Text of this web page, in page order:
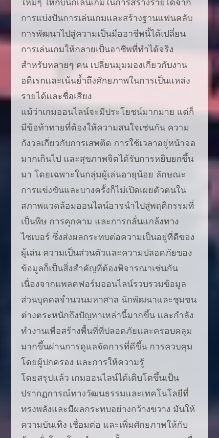
ใหม่ๆ ให้กับนักเล่นเกมในการสร้างรายได้จาก
การแบ่งปันการเล่นเกมและสร้างฐานแฟนคลับ
การพัฒนาไปสู่ความเป็นมืออาชีพนี้ได้เปลี่ยน
การเล่นเกมให้กลายเป็นอาชีพที่ทำได้จริง
สำหรับหลายๆ คน เปลี่ยนมุมมองเกี่ยวกับงาน
อดิเรกและเน้นย้ำถึงศักยภาพในการเป็นแหล่ง
รายได้และชื่อเสียง
แม้ว่าเกมออนไลน์จะมีประโยชน์มากมาย แต่ก็
มีข้อท้าทายที่ต้องให้ความสนใจเช่นกัน ความ
กังวลเกี่ยวกับการเสพติด การใช้เวลาอยู่หน้าจอ
มากเกินไป และสุขภาพจิตได้รับการหยิบยกขึ้น
มา โดยเฉพาะในกลุ่มผู้เล่นอายุน้อย ลักษณะ
การแข่งขันและบางครั้งก็ไม่เปิดเผยตัวตนใน
สภาพแวดล้อมออนไลน์อาจนำไปสู่พฤติกรรมที่
เป็นพิษ การคุกคาม และการกลั่นแกล้งทาง
ไซเบอร์ ซึ่งส่งผลกระทบต่อความเป็นอยู่ที่ดีของ
ผู้เล่น ความเป็นส่วนตัวและความปลอดภัยของ
ข้อมูลก็เป็นสิ่งสำคัญที่ต้องพิจารณาเช่นกัน
เนื่องจากแพลตฟอร์มออนไลน์รวบรวมข้อมูล
ส่วนบุคคลจำนวนมหาศาล นักพัฒนาและชุมชน
ต่างตระหนักถึงปัญหาเหล่านี้มากขึ้น และกำลัง
ทำงานเพื่อสร้างพื้นที่ที่ปลอดภัยและครอบคลุม
มากขึ้นผ่านการดูแลจัดการที่ดีขึ้น การควบคุม
โดยผู้ปกครอง และการให้ความรู้
โดยสรุปแล้ว เกมออนไลน์ได้เติบโตขึ้นเป็น
ปรากฏการณ์ทางวัฒนธรรมและเทคโนโลยีที่
ทรงพลังและมีผลกระทบอย่างกว้างขวาง มันให้
ความบันเทิง เชื่อมต่อ และเพิ่มศักยภาพให้กับ